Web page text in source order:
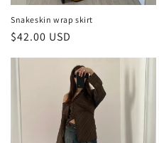
Snakeskin wrap skirt
Prezzo
listino
$42.00 USD